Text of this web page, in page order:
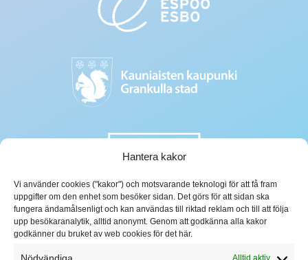
Hantera kakor
Vi använder cookies ("kakor") och motsvarande teknologi för att få fram
uppgifter om den enhet som besöker sidan. Det görs för att sidan ska
fungera ändamålsenligt och kan användas till riktad reklam och till att följa
upp besökaranalytik, alltid anonymt. Genom att godkänna alla kakor
godkänner du bruket av web cookies för det här.
Alltid aktiv